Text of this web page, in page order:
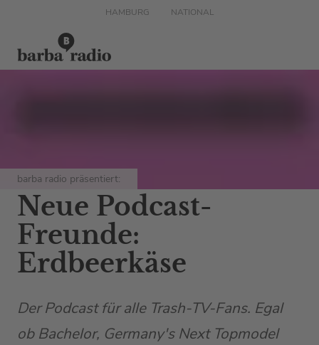
HAMBURG NATIONAL
barba radio präsentiert:
Neue Podcast-
Freunde:
Erdbeerkäse
Der Podcast für alle Trash-TV-Fans. Egal
ob Bachelor, Germany's Next Topmodel